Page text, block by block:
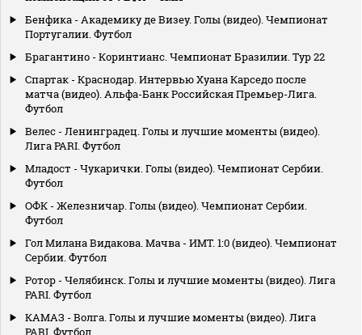
Бенфика - Академику де Визеу. Голы (видео). Чемпионат
Португалии. Футбол
Брагантино - Коринтианс. Чемпионат Бразилии. Тур 22
Спартак - Краснодар. Интервью Хуана Карседо после
матча (видео). Альфа-Банк Российская Премьер-Лига.
Футбол
Велес - Ленинградец. Голы и лучшие моменты (видео).
Лига PARI. Футбол
Младост - Чукарички. Голы (видео). Чемпионат Сербии.
Футбол
ОФК - Железничар. Голы (видео). Чемпионат Сербии.
Футбол
Гол Милана Видакова. Мачва - ИМТ. 1:0 (видео). Чемпионат
Сербии. Футбол
Ротор - Челябинск. Голы и лучшие моменты (видео). Лига
PARI. Футбол
КАМАЗ - Волга. Голы и лучшие моменты (видео). Лига
PARI. Футбол